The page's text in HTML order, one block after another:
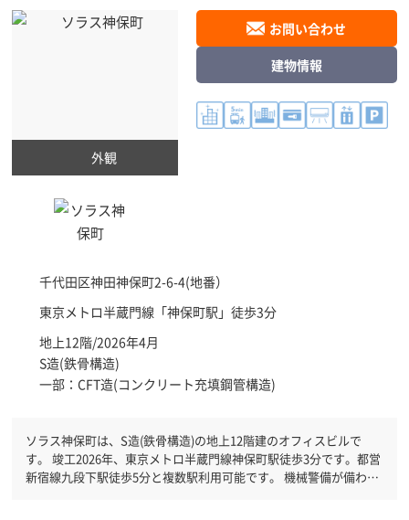
外観
千代田区神田神保町2-6-4(地番）
東京メトロ半蔵門線「神保町駅 」徒歩3分
地上12階/2026年4月
S造(鉄骨構造)
一部：CFT造(コンクリート充填鋼管構造)
お問い合わせ
建物情報
ソラス神保町は、S造(鉄骨構造)の地上12階建のオフィスビルで
す。 竣工2026年、東京メトロ半蔵門線神保町駅徒歩3分です。都営
新宿線九段下駅徒歩5分と複数駅利用可能です。 機械警備が備わっ